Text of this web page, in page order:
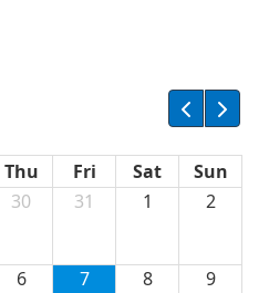
Thu Fri Sat
Sun
ugovora sa neprofitnim
30 31 1 2
6 7 8 9